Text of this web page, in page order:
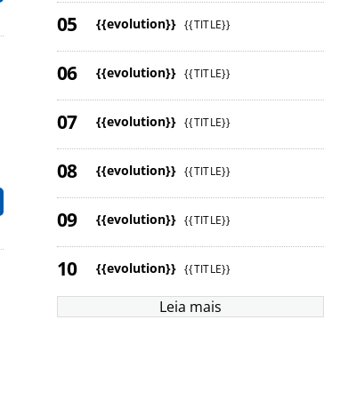
{{evolution}} {{TITLE}}
{{evolution}} {{TITLE}}
{{evolution}} {{TITLE}}
{{evolution}} {{TITLE}}
{{evolution}} {{TITLE}}
{{evolution}} {{TITLE}}
Leia mais